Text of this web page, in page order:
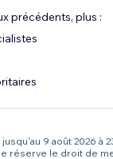
précédents, plus :
9 août 2026 à
réserve le droit de